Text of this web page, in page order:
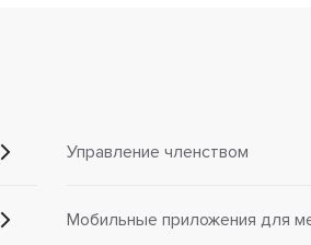
Управление членством
Мобильные приложения для